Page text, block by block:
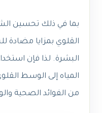
بما في ذلك تحسين
القلوي بمزايا
البشرة. لذا فإن
المياه إلى الوسط
من الفوائد الصحية